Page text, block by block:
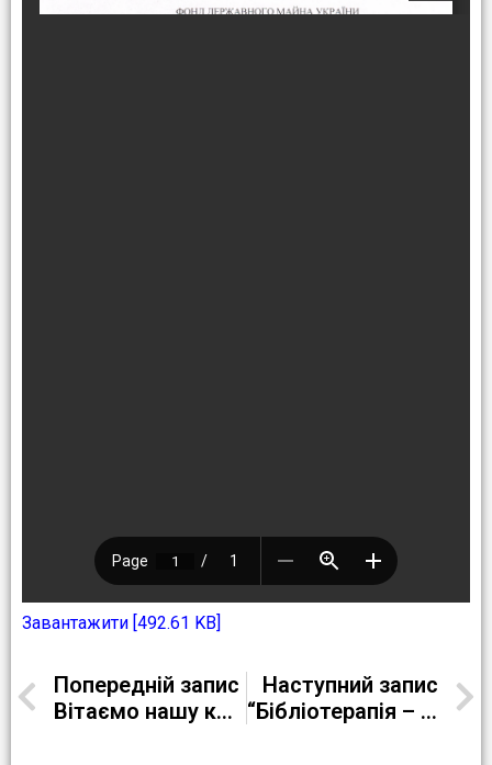
Завантажити [492.61 KB]
Попередній запис
Вітаємо нашу колегу Безклинську Катерину Сергіївну
Наступний запис
“Бібліотерапія – лікування душі”.